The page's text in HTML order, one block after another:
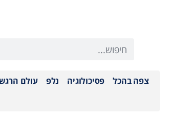
צפה בהכל פסיכולוגיה נלפ עולם